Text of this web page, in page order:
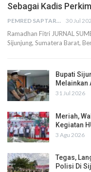
Sebagai Kadis
PEMRED SAPTARIUS 30 Jul
Ramadhan Fitri JURNAL
Sijunjung, Sumatera Barat,
Bupati
Melainkan
31 Jul 2026
Meriah,
Kegiatan
3 Agu 2026
Tegas,
Polisi Di